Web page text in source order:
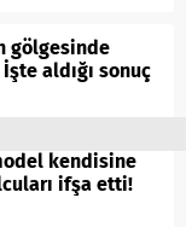
gölgesinde
aldığı sonuç
kendisine
ifşa etti!